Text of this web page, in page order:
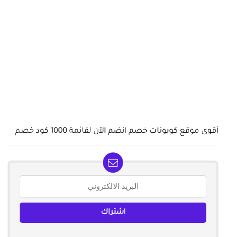
أقوى موقع كوبونات خصم انضم الآن لقائمة 1000 كود خصم